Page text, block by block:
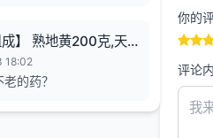
克
18:02
的药？
你的
评论